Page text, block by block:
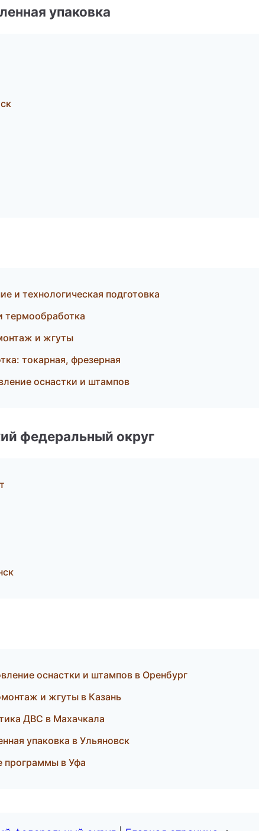
упаковка
и технологическая подготовка
термообработка
и жгуты
токарная, фрезерная
оснастки и штампов
федеральный округ
оснастки и штампов в Оренбург
и жгуты в Казань
ДВС в Махачкала
упаковка в Ульяновск
программы в Уфа